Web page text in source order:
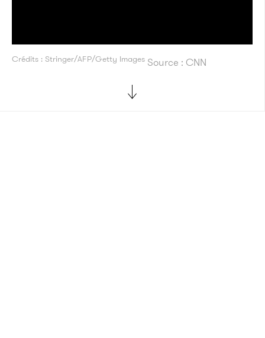
Crédits : Stringer/AFP/Getty Images Source : CNN